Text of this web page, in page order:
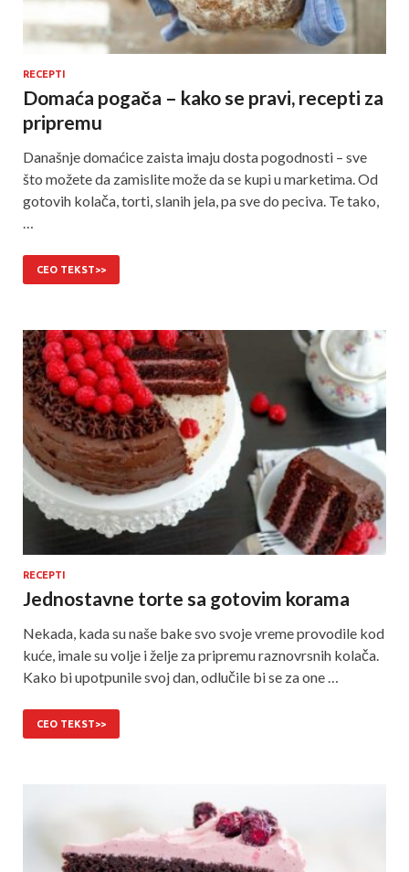
RECEPTI
Domaća pogača – kako se pravi, recepti za
pripremu
Današnje domaćice zaista imaju dosta pogodnosti – sve
što možete da zamislite može da se kupi u marketima. Od
gotovih kolača, torti, slanih jela, pa sve do peciva. Te tako,
…
CEO TEKST>>
RECEPTI
Jednostavne torte sa gotovim korama
Nekada, kada su naše bake svo svoje vreme provodile kod
kuće, imale su volje i želje za pripremu raznovrsnih kolača.
Kako bi upotpunile svoj dan, odlučile bi se za one …
CEO TEKST>>